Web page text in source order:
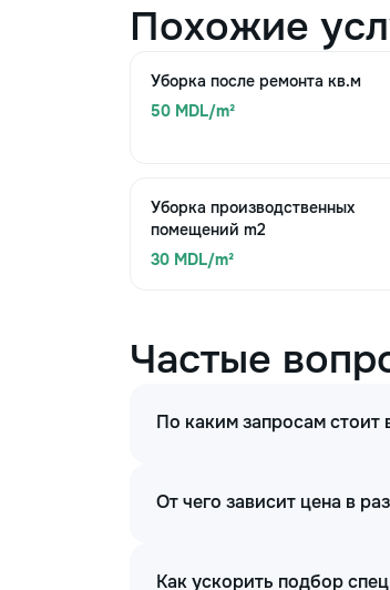
Похожие
Уборка после ремонта кв.м
50 MDL/m²
Уборка производственных
помещений m2
30 MDL/m²
Частые
По каким запросам стоит
От чего зависит цена в
Как ускорить подбор